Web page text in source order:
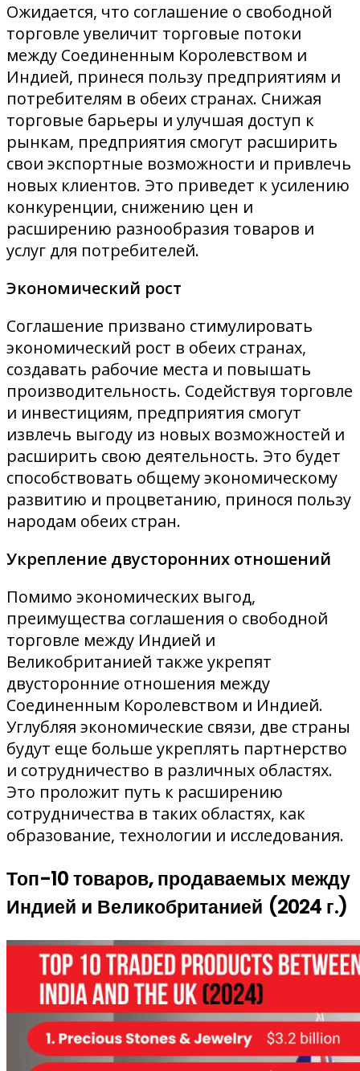
Ожидается, что соглашение о свободной
торговле увеличит торговые потоки
между Соединенным Королевством и
Индией, принеся пользу предприятиям и
потребителям в обеих странах. Снижая
торговые барьеры и улучшая доступ к
рынкам, предприятия смогут расширить
свои экспортные возможности и привлечь
новых клиентов. Это приведет к усилению
конкуренции, снижению цен и
расширению разнообразия товаров и
услуг для потребителей.
Экономический рост
Соглашение призвано стимулировать
экономический рост в обеих странах,
создавать рабочие места и повышать
производительность. Содействуя торговле
и инвестициям, предприятия смогут
извлечь выгоду из новых возможностей и
расширить свою деятельность. Это будет
способствовать общему экономическому
развитию и процветанию, принося пользу
народам обеих стран.
Укрепление двусторонних отношений
Помимо экономических выгод,
преимущества соглашения о свободной
торговле между Индией и
Великобританией также укрепят
двусторонние отношения между
Соединенным Королевством и Индией.
Углубляя экономические связи, две страны
будут еще больше укреплять партнерство
и сотрудничество в различных областях.
Это проложит путь к расширению
сотрудничества в таких областях, как
образование, технологии и исследования.
Топ-10 товаров, продаваемых между
Индией и Великобританией (2024 г.)